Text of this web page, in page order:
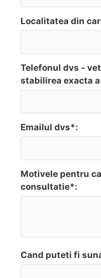
Localitatea din
Telefonul dvs -
stabilirea exacta
Emailul dvs*:
Motivele pentru
consultatie*:
Cand puteti fi